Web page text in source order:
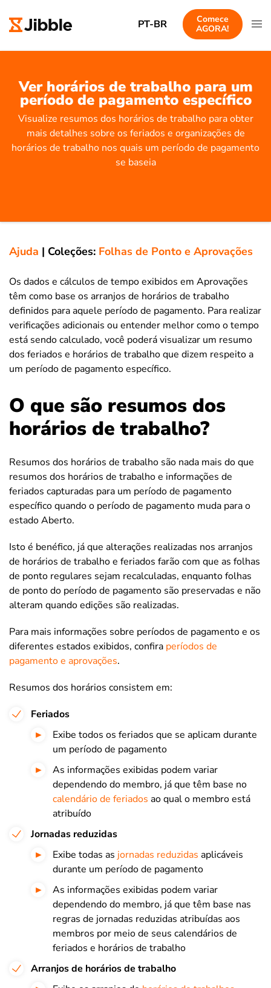
PT-BR
Comece
AGORA!
Ver horários de trabalho para um
período de pagamento específico
Visualize resumos dos horários de trabalho para obter
mais detalhes sobre os feriados e organizações de
horários de trabalho nos quais um período de pagamento
se baseia
Ajuda | Coleções: Folhas de Ponto e Aprovações
Os dados e cálculos de tempo exibidos em Aprovações
têm como base os arranjos de horários de trabalho
definidos para aquele período de pagamento. Para realizar
verificações adicionais ou entender melhor como o tempo
está sendo calculado, você poderá visualizar um resumo
dos feriados e horários de trabalho que dizem respeito a
um período de pagamento específico.
O que são resumos dos
horários de trabalho?
Resumos dos horários de trabalho são nada mais do que
resumos dos horários de trabalho e informações de
feriados capturadas para um período de pagamento
específico quando o período de pagamento muda para o
estado Aberto.
Isto é benéfico, já que alterações realizadas nos arranjos
de horários de trabalho e feriados farão com que as folhas
de ponto regulares sejam recalculadas, enquanto folhas
de ponto do período de pagamento são preservadas e não
alteram quando edições são realizadas.
Para mais informações sobre períodos de pagamento e os
diferentes estados exibidos, confira períodos de
pagamento e aprovações.
Resumos dos horários consistem em:
Feriados
Exibe todos os feriados que se aplicam durante
um período de pagamento
As informações exibidas podem variar
dependendo do membro, já que têm base no
calendário de feriados ao qual o membro está
atribuído
Jornadas reduzidas
Exibe todas as jornadas reduzidas aplicáveis
durante um período de pagamento
As informações exibidas podem variar
dependendo do membro, já que têm base nas
regras de jornadas reduzidas atribuídas aos
membros por meio de seus calendários de
feriados e horários de trabalho
Arranjos de horários de trabalho